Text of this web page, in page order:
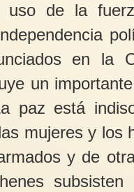
uso de la
en la
un
paz está
mujeres y los
y de
Alfonsa Lozano
Hoy hace 120 años
bisabuela Alfonsa
Hernández parió a
Rosalina...